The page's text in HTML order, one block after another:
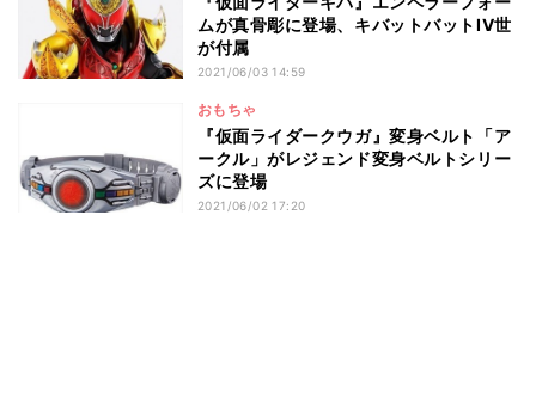
ムが真骨彫に登場、キバットバットIV世
が付属
2021/06/03 14:59
おもちゃ
『仮面ライダークウガ』変身ベルト「ア
ークル」がレジェンド変身ベルトシリー
ズに登場
2021/06/02 17:20